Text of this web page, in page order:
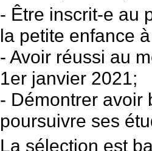
- Être inscrit-e au
la petite enfance
- Avoir réussi au
1er janvier 2021;
- Démontrer avoir
poursuivre ses
La sélection est